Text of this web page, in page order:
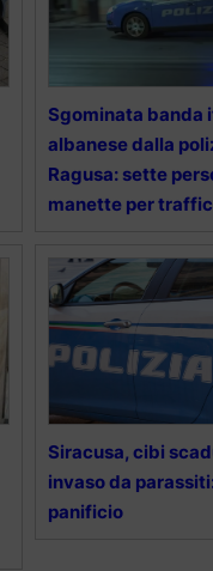
Sgominata banda
albanese dalla
Ragusa: sette
manette per
Siracusa, cibi
invaso da
panificio